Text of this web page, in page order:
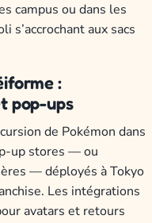
campus ou dans les
s’accrochant aux sacs
:
pop-ups
de Pokémon dans
up stores — ou
— déployés à Tokyo
Les intégrations
avatars et retours